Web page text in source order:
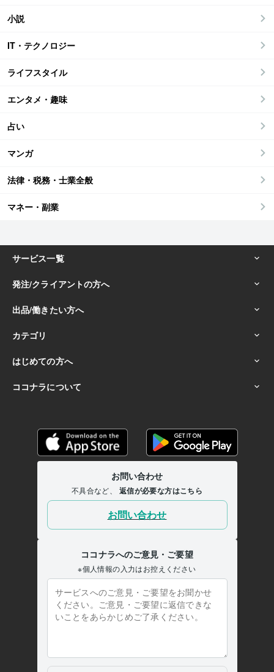
小説
IT・テクノロジー
ライフスタイル
エンタメ・趣味
占い
マンガ
法律・税務・士業全般
マネー・副業